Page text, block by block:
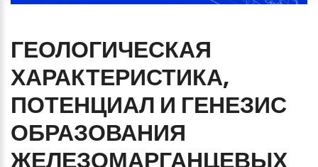
ГЕОЛОГИЧЕСКАЯ
ХАРАКТЕРИСТИКА,
ПОТЕНЦИАЛ И ГЕНЕЗИС
ОБРАЗОВАНИЯ
ЖЕЛЕЗОМАРГАНЦЕВЫХ